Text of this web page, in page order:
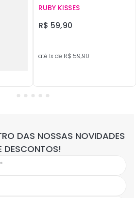
RUBY KISSES
R$ 59,90
até 1x de R$ 59,90
DAS NOSSAS NOVIDADES
DESCONTOS!